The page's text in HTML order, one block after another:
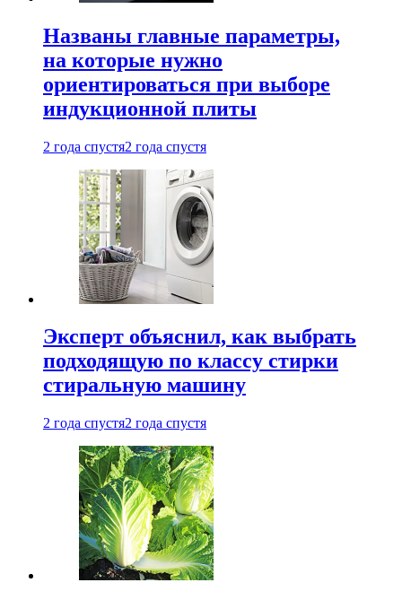
Названы главные параметры,
на которые нужно
ориентироваться при выборе
индукционной плиты
2 года спустя2 года спустя
Эксперт объяснил, как выбрать
подходящую по классу стирки
стиральную машину
2 года спустя2 года спустя